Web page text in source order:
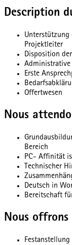
Description
Unterstützung
Projektleiter
Disposition
Erste
Offertwesen
Nous
Bereich
PC- Affinität
Technischer
Deutsch in
Bereitschaft
Nous offrons